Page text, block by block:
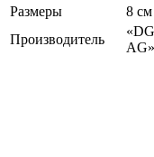
Размеры
8
Производитель